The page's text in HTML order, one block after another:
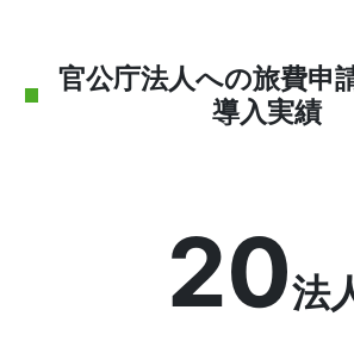
官公庁法人への旅費申
導入実績
20法